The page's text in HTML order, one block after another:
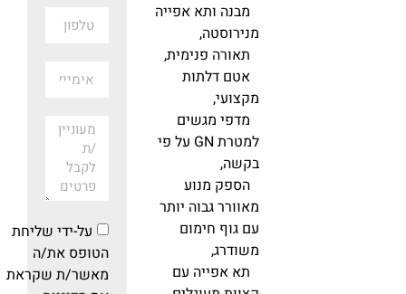
מבנה ותא אפייה
מנירוסטה,
תאורה פנימית,
אטם דלתות
מקצועי,
מדפי מגשים
למטרת GN על פי
בקשה,
הספק מנוע
מאוורר גבוה יותר
עם גוף חימום
משודרג,
תא אפייה עם
על-ידי שליחת
הטופס את/ה
מאשר/ת שקראת